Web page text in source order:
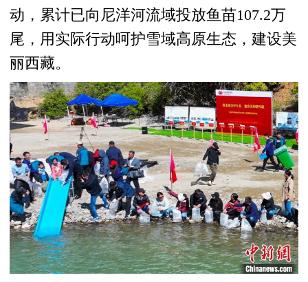
动，累计已向尼洋河流域投放鱼苗107.2万
尾，用实际行动呵护雪域高原生态，建设美
丽西藏。